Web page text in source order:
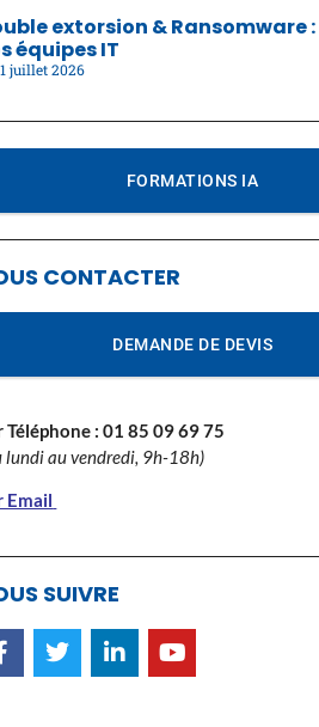
extorsion & Ransomware
équipes IT
juillet 2026
FORMATIONS IA
CONTACTER
DEMANDE DE DEVIS
Téléphone : 01 85 09 69 75
lundi au vendredi, 9h-18h)
Email
SUIVRE